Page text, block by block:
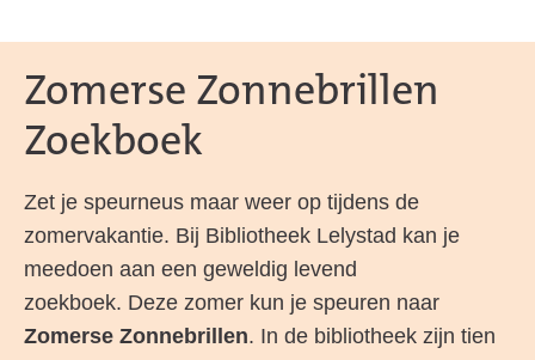
Zomerse Zonnebrillen
Zoekboek
Zet je speurneus maar weer op tijdens de
zomervakantie. Bij Bibliotheek Lelystad kan je
meedoen aan een geweldig levend
zoekboek. Deze zomer kun je speuren naar
Zomerse Zonnebrillen. In de bibliotheek zijn tien